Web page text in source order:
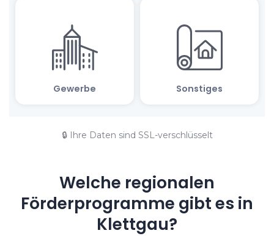
🔒 Ihre Daten sind SSL-verschlüsselt
Welche regionalen
Förderprogramme gibt es in
Klettgau?